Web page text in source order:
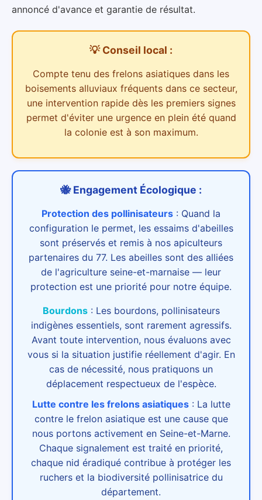
annoncé d'avance et garantie de résultat.
💡 Conseil local :
Compte tenu des frelons asiatiques dans les
boisements alluviaux fréquents dans ce secteur,
une intervention rapide dès les premiers signes
permet d'éviter une urgence en plein été quand
la colonie est à son maximum.
🐝 Engagement Écologique :
Protection des pollinisateurs : Quand la
configuration le permet, les essaims d'abeilles
sont préservés et remis à nos apiculteurs
partenaires du 77. Les abeilles sont des alliées
de l'agriculture seine-et-marnaise — leur
protection est une priorité pour notre équipe.
Bourdons : Les bourdons, pollinisateurs
indigènes essentiels, sont rarement agressifs.
Avant toute intervention, nous évaluons avec
vous si la situation justifie réellement d'agir. En
cas de nécessité, nous pratiquons un
déplacement respectueux de l'espèce.
Lutte contre les frelons asiatiques : La lutte
contre le frelon asiatique est une cause que
nous portons activement en Seine-et-Marne.
Chaque signalement est traité en priorité,
chaque nid éradiqué contribue à protéger les
ruchers et la biodiversité pollinisatrice du
département.